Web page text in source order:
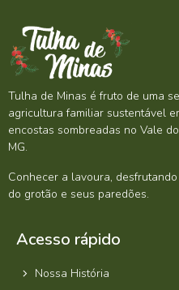
Tulha de Minas é fruto de uma
agricultura familiar sustentável
encostas sombreadas no Vale
MG.
Conhecer a lavoura,
do grotão e seus paredões.
Acesso rápido
Nossa História